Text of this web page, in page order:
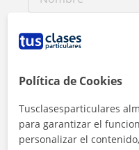
Política de Cookies
Tusclasesparticulares
para garantizar el
personalizar el